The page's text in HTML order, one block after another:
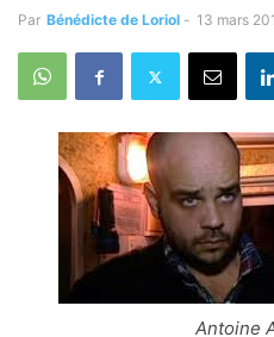
Par Bénédicte de Loriol - 13 mars
Antoine